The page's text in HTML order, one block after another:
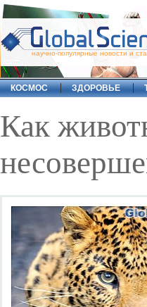
научно-популярные новости и
КОСМОС ЗДОРОВЬЕ
Как